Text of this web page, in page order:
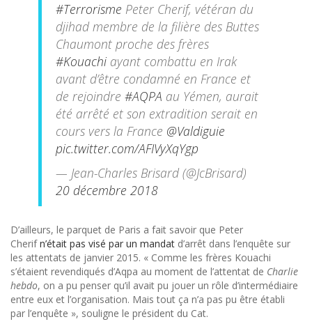
#Terrorisme Peter Cherif, vétéran du
djihad membre de la filière des Buttes
Chaumont proche des frères
#Kouachi ayant combattu en Irak
avant d’être condamné en France et
de rejoindre #AQPA au Yémen, aurait
été arrêté et son extradition serait en
cours vers la France @Valdiguie
pic.twitter.com/AFIVyXqYgp
— Jean-Charles Brisard (@JcBrisard)
20 décembre 2018
D’ailleurs, le parquet de Paris a fait savoir que Peter
Cherifn’était pas visé par un mandat d’arrêt dans l’enquête sur
les attentats de janvier 2015. « Comme les frères Kouachi
s’étaient revendiqués d’Aqpa au moment de l’attentat de Charlie
hebdo, on a pu penser qu’il avait pu jouer un rôle d’intermédiaire
entre eux et l’organisation. Mais tout ça n’a pas pu être établi
par l’enquête », souligne le président du Cat.